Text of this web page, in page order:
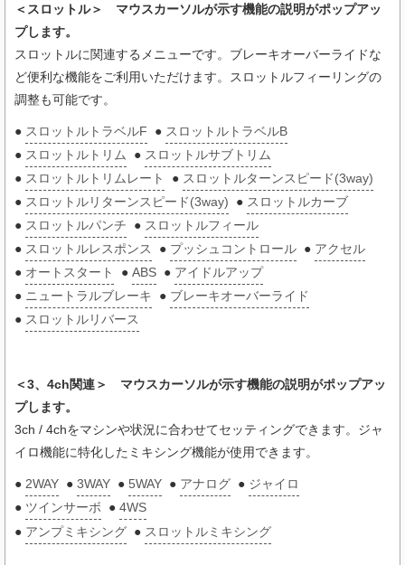
＜スロットル＞ マウスカーソルが示す機能の説明がポップアッ
プします。
スロットルに関連するメニューです。ブレーキオーバーライドな
ど便利な機能をご利用いただけます。スロットルフィーリングの
調整も可能です。
● スロットルトラベルF ● スロットルトラベルB
● スロットルトリム ● スロットルサブトリム
● スロットルトリムレート ● スロットルターンスピード(3way)
● スロットルリターンスピード(3way) ● スロットルカーブ
● スロットルパンチ ● スロットルフィール
● スロットルレスポンス ● プッシュコントロール ● アクセル
● オートスタート ● ABS ● アイドルアップ
● ニュートラルブレーキ ● ブレーキオーバーライド
● スロットルリバース
＜3、4ch関連＞ マウスカーソルが示す機能の説明がポップアッ
プします。
3ch / 4chをマシンや状況に合わせてセッティングできます。ジャ
イロ機能に特化したミキシング機能が使用できます。
● 2WAY ● 3WAY ● 5WAY ● アナログ ● ジャイロ
● ツインサーボ ● 4WS
● アンプミキシング ● スロットルミキシング